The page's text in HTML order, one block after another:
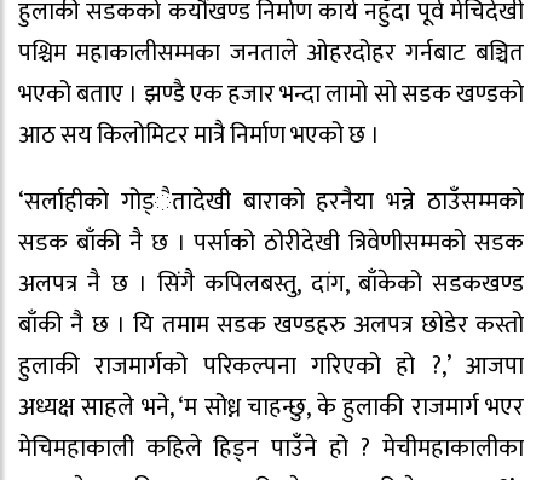
हुलाकी सडकको कयौंखण्ड निर्माण कार्य नहुँदा पूर्व मेचिदेखी
पश्चिम महाकालीसम्मका जनताले ओहरदोहर गर्नबाट बञ्चित
भएको बताए । झण्डै एक हजार भन्दा लामो सो सडक खण्डको
आठ सय किलोमिटर मात्रै निर्माण भएको छ ।
‘सर्लाहीको गोड्ैतादेखी बाराको हरनैया भन्ने ठाउँसम्मको
सडक बाँकी नै छ । पर्साको ठोरीदेखी त्रिवेणीसम्मको सडक
अलपत्र नै छ । सिंगै कपिलबस्तु, दांग, बाँकेको सडकखण्ड
बाँकी नै छ । यि तमाम सडक खण्डहरु अलपत्र छोडेर कस्तो
हुलाकी राजमार्गको परिकल्पना गरिएको हो ?,’ आजपा
अध्यक्ष साहले भने, ‘म सोध्न चाहन्छु, के हुलाकी राजमार्ग भएर
मेचिमहाकाली कहिले हिड्न पाउँने हो ? मेचीमहाकालीका